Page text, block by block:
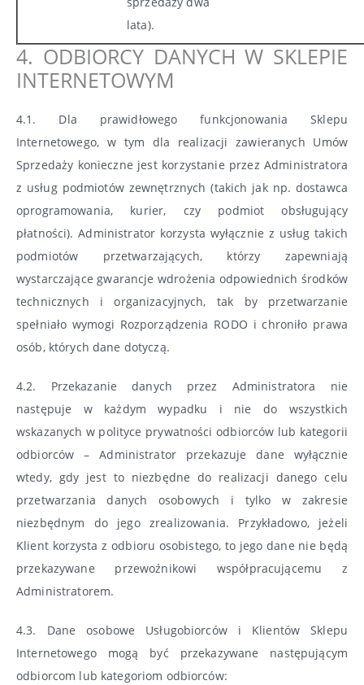
lata).
4. ODBIORCY DANYCH W SKLEPIE
INTERNETOWYM
4.1. Dla prawidłowego funkcjonowania Sklepu
Internetowego, w tym dla realizacji zawieranych Umów
Sprzedaży konieczne jest korzystanie przez Administratora
z usług podmiotów zewnętrznych (takich jak np. dostawca
oprogramowania, kurier, czy podmiot obsługujący
płatności). Administrator korzysta wyłącznie z usług takich
podmiotów przetwarzających, którzy zapewniają
wystarczające gwarancje wdrożenia odpowiednich środków
technicznych i organizacyjnych, tak by przetwarzanie
spełniało wymogi Rozporządzenia RODO i chroniło prawa
osób, których dane dotyczą.
4.2. Przekazanie danych przez Administratora nie
następuje w każdym wypadku i nie do wszystkich
wskazanych w polityce prywatności odbiorców lub kategorii
odbiorców – Administrator przekazuje dane wyłącznie
wtedy, gdy jest to niezbędne do realizacji danego celu
przetwarzania danych osobowych i tylko w zakresie
niezbędnym do jego zrealizowania. Przykładowo, jeżeli
Klient korzysta z odbioru osobistego, to jego dane nie będą
przekazywane przewoźnikowi współpracującemu z
Administratorem.
4.3. Dane osobowe Usługobiorców i Klientów Sklepu
Internetowego mogą być przekazywane następującym
odbiorcom lub kategoriom odbiorców: